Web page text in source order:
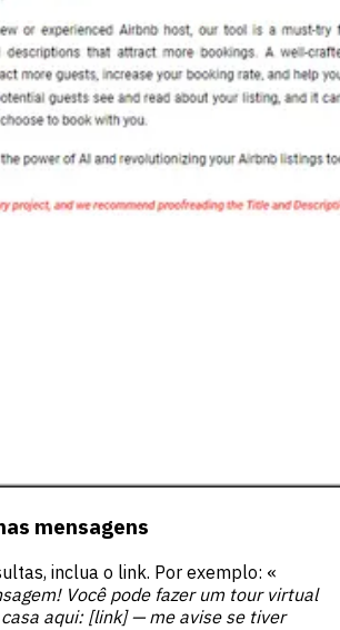
mensagens
inclua o link. Por exemplo: «
Você pode fazer um tour virtual
aqui: [link] — me avise se tiver